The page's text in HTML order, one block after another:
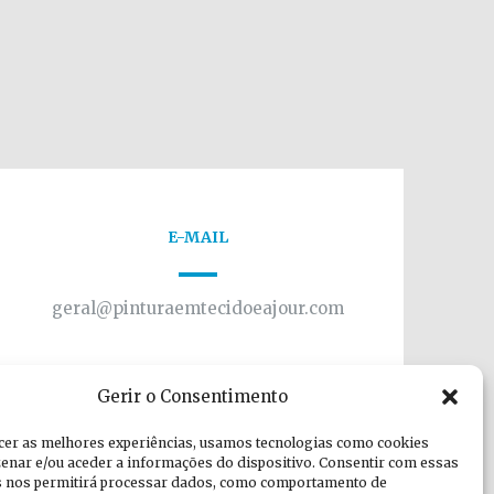
Gerir o Consentimento
as melhores experiências, usamos tecnologias como cookies
e/ou aceder a informações do dispositivo. Consentir com essas
nos permitirá processar dados, como comportamento de
E-MAIL
geral@pinturaemtecidoeajour.com